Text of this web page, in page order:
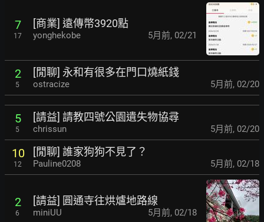
7
17
[商業] 遠傳幣3920點
yonghekobe 5月前, 02/21
2
5
[閒聊] 永和有很多在門口燒紙錢
ostracize 5月前, 02/20
5
5
[請益] 請教四號公園遺失物協尋
chrissun 5月前, 02/20
10
12
[閒聊] 誰家狗狗不見了？
Pauline0208 5月前, 02/18
2
6
[請益] 圓通寺往烘爐地路線
miniUU 5月前, 02/18